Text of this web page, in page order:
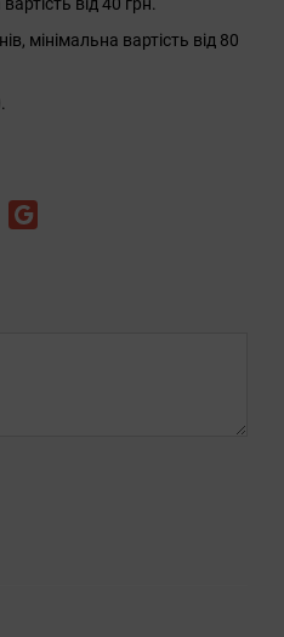
мінімальна вартість від 80